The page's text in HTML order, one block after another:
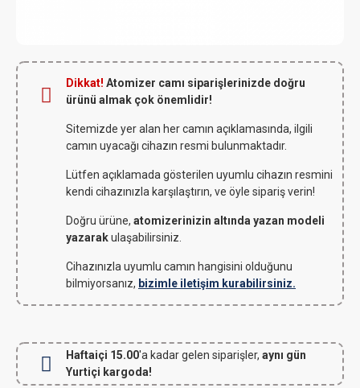
Dikkat! Atomizer camı siparişlerinizde doğru
ürünü almak çok önemlidir!
Sitemizde yer alan her camın açıklamasında, ilgili
camın uyacağı cihazın resmi bulunmaktadır.
Lütfen açıklamada gösterilen uyumlu cihazın resmini
kendi cihazınızla karşılaştırın, ve öyle sipariş verin!
Doğru ürüne, atomizerinizin altında yazan modeli
yazarakulaşabilirsiniz.
Cihazınızla uyumlu camın hangisini olduğunu
bilmiyorsanız, bizimle iletişim kurabilirsiniz.
Haftaiçi 15.00'a kadar gelen siparişler, aynı gün
Yurtiçi kargoda!